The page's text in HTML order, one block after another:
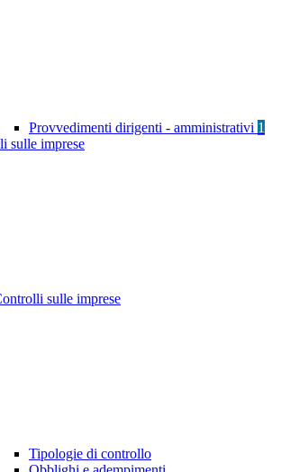
Provvedimenti dirigenti - amministrativi 1
sulle imprese
sulle imprese
Tipologie di controllo